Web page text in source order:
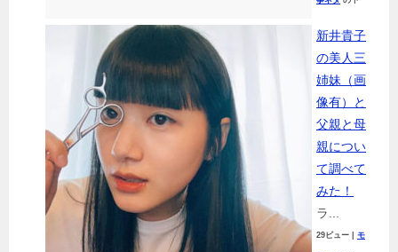
新井貴子
の美人三
姉妹（画
像有）と
父親と母
親につい
て調べて
みた！
ラ...
29ビュー モ